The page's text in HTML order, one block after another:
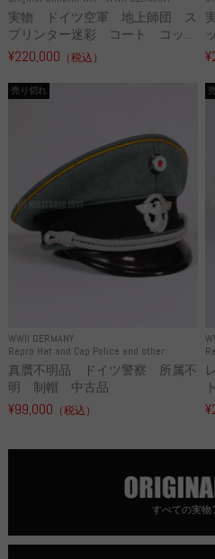
実物 ドイツ空軍 地上師団 ス
プリンター迷彩 コート コッ...
¥220,000 （税込）
WWII GERMANY
Repro Hat and Cap Police and other
売り切れ
真贋不明品 ドイツ警察 所属不
明 制帽 中古品
¥99,000 （税込）
すべての実物